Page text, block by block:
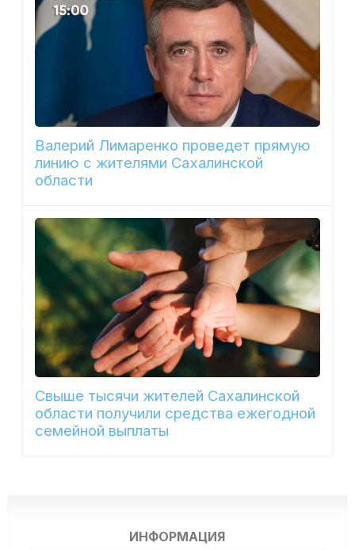
Валерий Лимаренко проведет прямую
линию с жителями Сахалинской
области
Свыше тысячи жителей Сахалинской
области получили средства ежегодной
семейной выплаты
ИНФОРМАЦИЯ